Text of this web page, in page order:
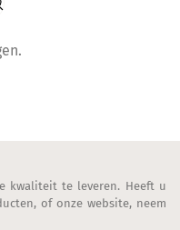
kwaliteit te leveren. Heeft u
of onze website, neem